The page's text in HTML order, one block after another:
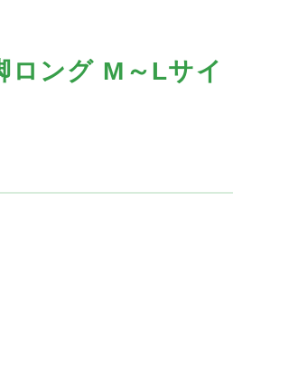
ロング M～Lサイ